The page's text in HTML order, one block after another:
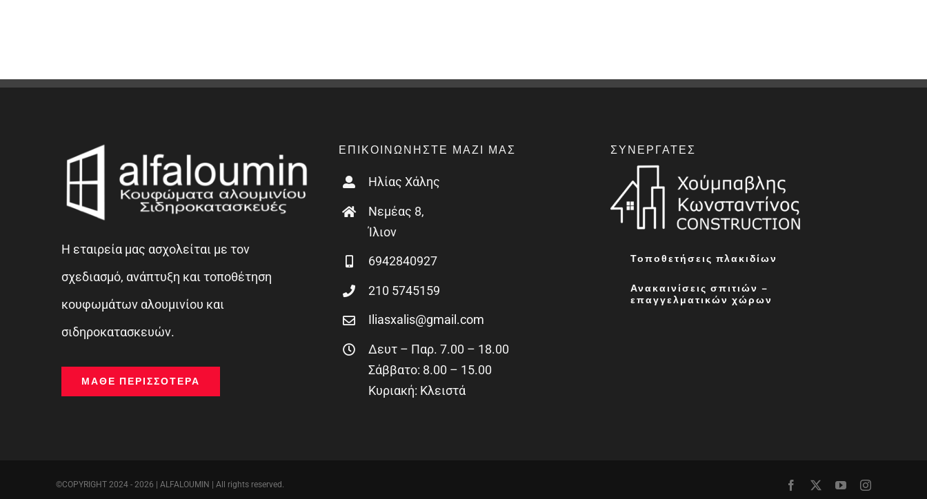
Η εταιρεία μας ασχολείται με τον
σχεδιασμό, ανάπτυξη και τοποθέτηση
κουφωμάτων αλουμινίου και
σιδηροκατασκευών.
ΜΆΘΕ ΠΕΡΙΣΣΌΤΕΡΑ
ΕΠΙΚΟΙΝΩΝΉΣΤΕ ΜΑΖΊ ΜΑΣ
Ηλίας Χάλης
Νεμέας 8,
Ίλιον
6942840927
210 5745159
Iliasxalis@gmail.com
Δευτ – Παρ. 7.00 – 18.00
Σάββατο: 8.00 – 15.00
Κυριακή: Κλειστά
ΣΥΝΕΡΓΆΤΕΣ
Τοποθετήσεις πλακιδίων
Ανακαινίσεις σπιτιών –
επαγγελματικών χώρων
©COPYRIGHT 2024 - 2026 | ALFALOUMIN | All rights reserved.